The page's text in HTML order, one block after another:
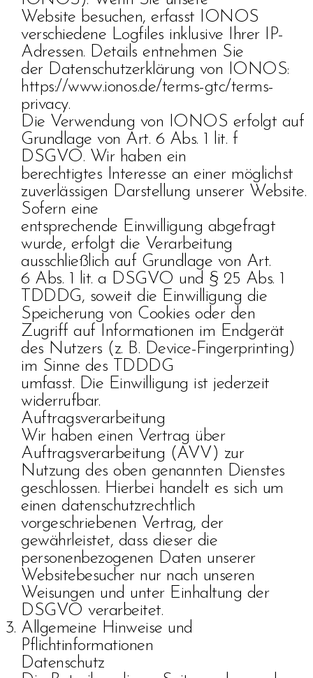
Website besuchen, erfasst IONOS
verschiedene Logfiles inklusive Ihrer IP-
Adressen. Details entnehmen Sie
der Datenschutzerklärung von IONOS:
https://www.ionos.de/terms-gtc/terms-
privacy.
Die Verwendung von IONOS erfolgt auf
Grundlage von Art. 6 Abs. 1 lit. f
DSGVO. Wir haben ein
berechtigtes Interesse an einer möglichst
zuverlässigen Darstellung unserer Website.
Sofern eine
entsprechende Einwilligung abgefragt
wurde, erfolgt die Verarbeitung
ausschließlich auf Grundlage von Art.
6 Abs. 1 lit. a DSGVO und § 25 Abs. 1
TDDDG, soweit die Einwilligung die
Speicherung von Cookies oder den
Zugriff auf Informationen im Endgerät
des Nutzers (z. B. Device-Fingerprinting)
im Sinne des TDDDG
umfasst. Die Einwilligung ist jederzeit
widerrufbar.
Auftragsverarbeitung
Wir haben einen Vertrag über
Auftragsverarbeitung (AVV) zur
Nutzung des oben genannten Dienstes
geschlossen. Hierbei handelt es sich um
einen datenschutzrechtlich
vorgeschriebenen Vertrag, der
gewährleistet, dass dieser die
personenbezogenen Daten unserer
Websitebesucher nur nach unseren
Weisungen und unter Einhaltung der
DSGVO verarbeitet.
Allgemeine Hinweise und
Pflichtinformationen
Datenschutz